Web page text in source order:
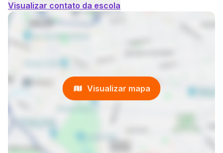
Visualizar contato da escola
Visualizar mapa